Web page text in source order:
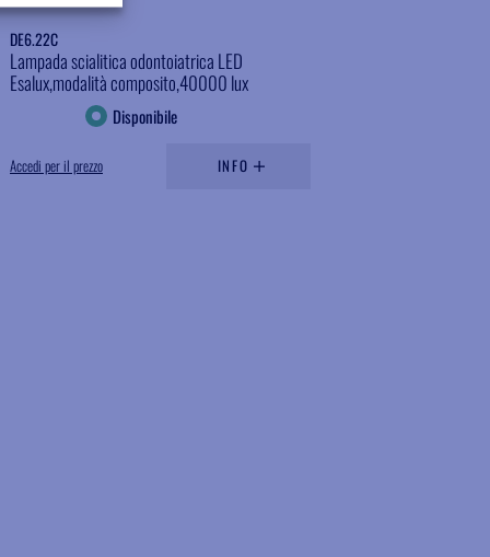
DE6.22C
Lampada scialitica odontoiatrica LED
Esalux,modalità composito,40000 lux
Disponibile
Accedi per il prezzo INFO